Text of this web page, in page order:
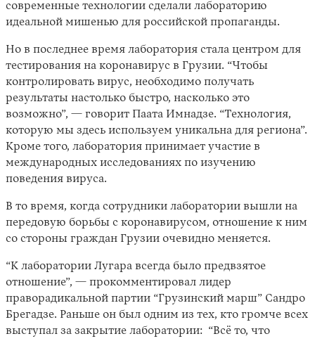
современные технологии сделали лабораторию
идеальной мишенью для российской пропаганды.
Но в последнее время лаборатория стала центром для
тестирования на коронавирус в Грузии. “Чтобы
контролировать вирус, необходимо получать
результаты настолько быстро, насколько это
возможно”, — говорит Паата Имнадзе. “Технология,
которую мы здесь используем уникальна для региона”.
Кроме того, лаборатория принимает участие в
международных исследованиях по изучению
поведения вируса.
В то время, когда сотрудники лаборатории вышли на
передовую борьбы с коронавирусом, отношение к ним
со стороны граждан Грузии очевидно меняется.
“К лаборатории Лугара всегда было предвзятое
отношение”, — прокомментировал лидер
праворадикальной партии “Грузинский марш” Сандро
Брегадзе. Раньше он был одним из тех, кто громче всех
выступал за закрытие лаборатории: “Всё то, что